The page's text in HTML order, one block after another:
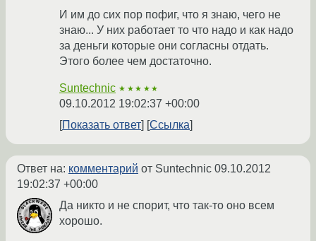
И им до сих пор пофиг, что я знаю, чего не
знаю... У них работает то что надо и как надо
за деньги которые они согласны отдать.
Этого более чем достаточно.
Suntechnic ★★★★★
09.10.2012 19:02:37 +00:00
Показать ответ
Ссылка
Ответ на: комментарий от Suntechnic 09.10.2012
19:02:37 +00:00
Да никто и не спорит, что так-то оно всем
хорошо.